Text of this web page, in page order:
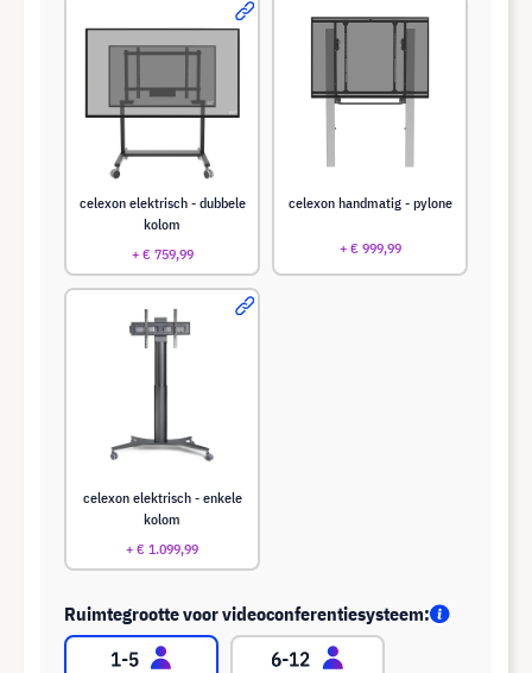
celexon elektrisch - dubbele
kolom
+ € 759,99
celexon handmatig - pylone
+ € 999,99
celexon elektrisch - enkele
kolom
+ € 1.099,99
Ruimtegrootte voor videoconferentiesysteem: